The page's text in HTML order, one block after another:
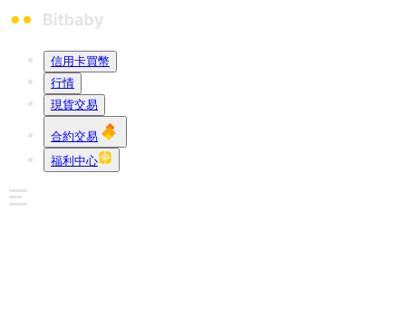
信用卡買幣
行情
現貨交易
合約交易
福利中心